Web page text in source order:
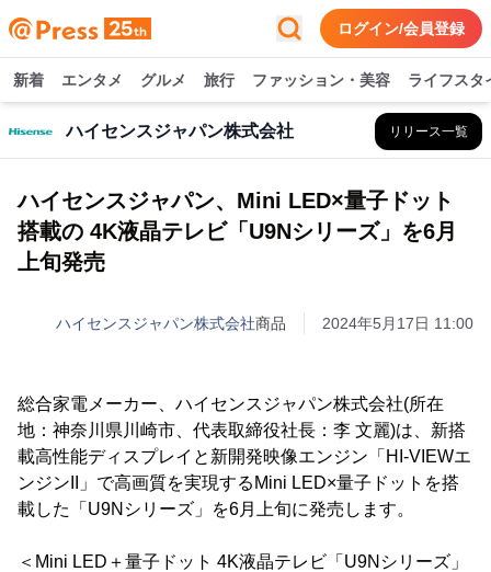
ログイン/会員登録
新着 エンタメ グルメ 旅行 ファッション・美容 ライフスタ
ハイセンスジャパン株式会社 リリース一覧
ハイセンスジャパン、Mini LED×量子ドット
搭載の 4K液晶テレビ「U9Nシリーズ」を6月
上旬発売
ハイセンスジャパン株式会社商品 2024年5月17日 11:00
総合家電メーカー、ハイセンスジャパン株式会社(所在
地：神奈川県川崎市、代表取締役社長：李 文麗)は、新搭
載高性能ディスプレイと新開発映像エンジン「HI-VIEWエ
ンジンII」で高画質を実現するMini LED×量子ドットを搭
載した「U9Nシリーズ」を6月上旬に発売します。
＜Mini LED＋量子ドット 4K液晶テレビ「U9Nシリーズ」